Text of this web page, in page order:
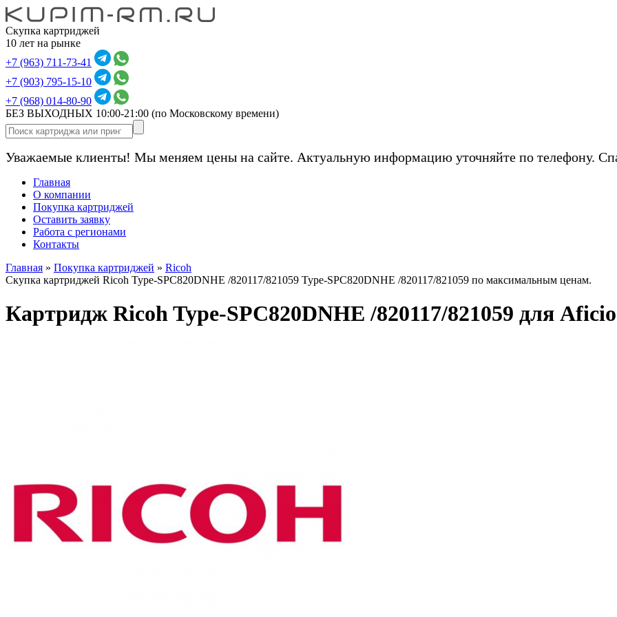
Скупка картриджей
10 лет на рынке
+7 (963) 711-73-41
+7 (903) 795-15-10
+7 (968) 014-80-90
БЕЗ ВЫХОДНЫХ 10:00-21:00 (по Московскому времени)
Уважаемые клиенты! Мы меняем цены на сайте. Актуальную информацию уточняйте по телефону.
Главная
О компании
Покупка картриджей
Оставить заявку
Работа с регионами
Контакты
Главная » Покупка картриджей » Ricoh
Скупка картриджей Ricoh Type-SPC820DNHE /820117/821059 Type-SPC820DNHE /820117/821059 по максимальным ценам.
Картридж Ricoh Type-SPC820DNHE /820117/821059 для